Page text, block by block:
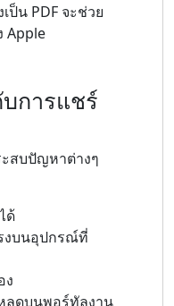
ป็น PDF จะช่วย
Apple
การแชร์
สบปัญหาต่างๆ
ด้
งบนอุปกรณ์ที่
ง
ลดบนพอร์ทัลงาน